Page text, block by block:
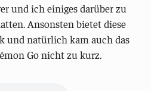
und ich einiges darüber zu
Ansonsten bietet diese
und natürlich kam auch das
Go nicht zu kurz.